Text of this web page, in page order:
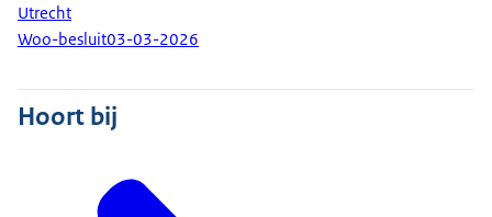
Utrecht
Woo-besluit03-03-2026
Hoort bij